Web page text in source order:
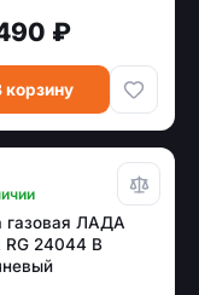
₽
корзину
газовая ЛАДА
RG 24044 B